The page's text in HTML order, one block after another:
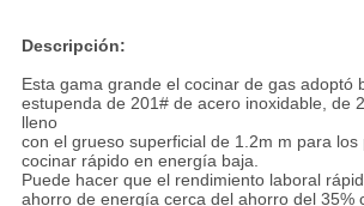
Descripción:
Esta gama grande el cocinar de gas adoptó
estupenda de 201# de acero inoxidable, de
lleno
con el grueso superficial de 1.2m m para los
cocinar rápido en energía baja.
Puede hacer que el rendimiento laboral
ahorro de energía cerca del ahorro del 35%